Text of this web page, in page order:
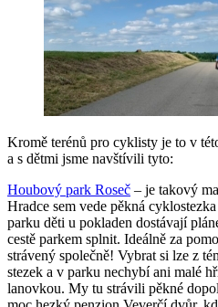
Kromě terénů pro cyklisty je to v
a s dětmi jsme navštívili tyto:
Houbový park Roseč – je takový
Hradce sem vede pěkná
parku děti u pokladen dostávají
cestě parkem splnit. Ideálně za
strávený společně! Vybrat si lze z
stezek a v parku nechybí ani malé
lanovkou. My tu strávili pěkné